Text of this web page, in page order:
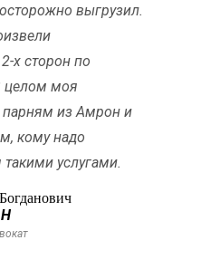
выгрузил.
х сторон по
целом моя
парням из Амрон и
кому надо
услугами.